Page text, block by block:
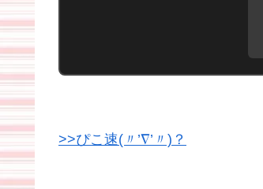
>>ぴこ速(〃’∇’〃)？